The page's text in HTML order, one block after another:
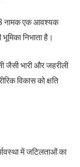
नामक एक आवश्यक
निभाता है।
जैसी भारी और जहरीली
विकास को क्षति
में जटिलताओं का